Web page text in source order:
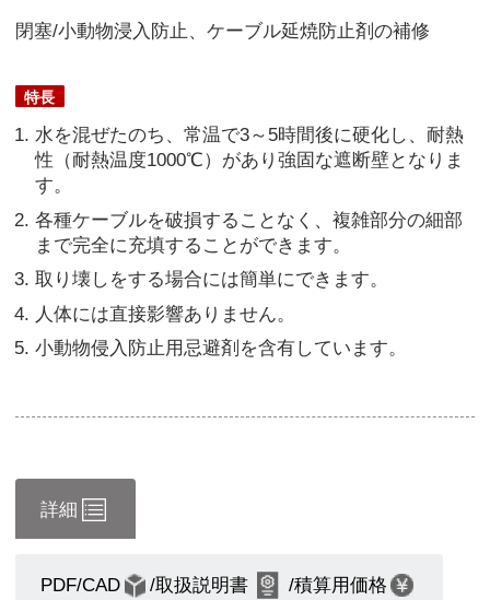
閉塞/小動物浸入防止、ケーブル延焼防止剤の補修
特長
水を混ぜたのち、常温で3～5時間後に硬化し、耐熱
性（耐熱温度1000℃）があり強固な遮断壁となりま
す。
各種ケーブルを破損することなく、複雑部分の細部
まで完全に充填することができます。
取り壊しをする場合には簡単にできます。
人体には直接影響ありません。
小動物侵入防止用忌避剤を含有しています。
詳細
PDF/CAD /取扱説明書 /積算用価格